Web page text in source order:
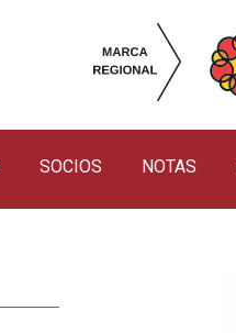
SOCIOS NOTAS